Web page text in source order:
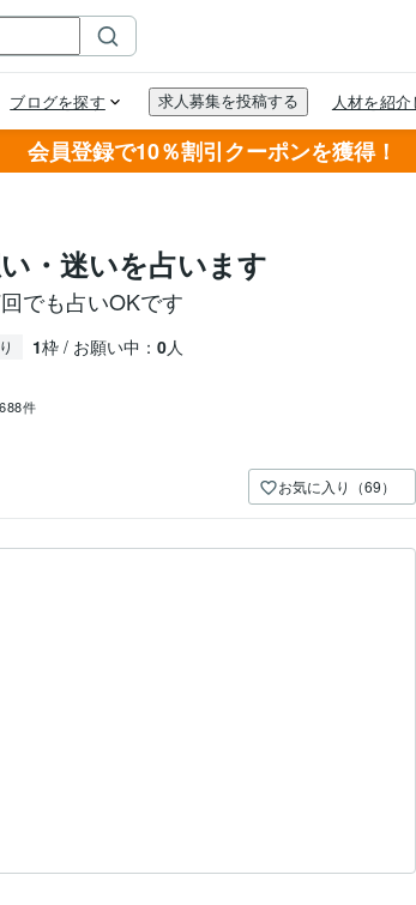
会員登録で10％割引クーポンを獲得！
・迷いを占います
でも占いOKです
1枠 / お願い中： 0人
688件
お気に入り（69）